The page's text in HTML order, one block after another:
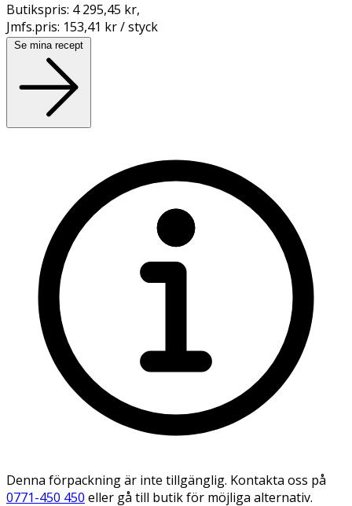
Butikspris: 4 295,45 kr,
Jmfs.pris: 153,41 kr / styck
Se mina recept
Denna förpackning är inte tillgänglig. Kontakta oss på
0771-450 450 eller gå till butik för möjliga alternativ.